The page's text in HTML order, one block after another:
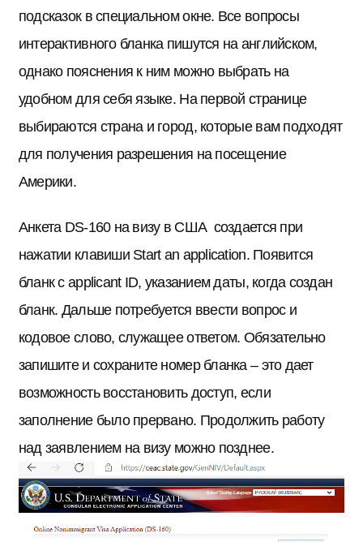
подсказок в специальном окне. Все вопросы
интерактивного бланка пишутся на английском,
однако пояснения к ним можно выбрать на
удобном для себя языке. На первой странице
выбираются страна и город, которые вам подходят
для получения разрешения на посещение
Америки.
Анкета DS-160 на визу в США создается при
нажатии клавиши Start an application. Появится
бланк с applicant ID, указанием даты, когда создан
бланк. Дальше потребуется ввести вопрос и
кодовое слово, служащее ответом. Обязательно
запишите и сохраните номер бланка – это дает
возможность восстановить доступ, если
заполнение было прервано. Продолжить работу
над заявлением на визу можно позднее.